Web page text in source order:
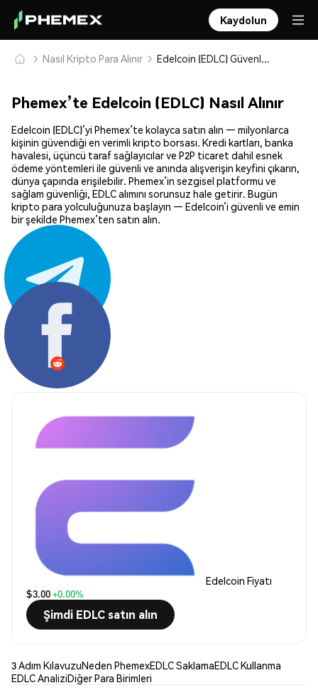
Kaydolun
Nasıl Kripto Para Alınır Edelcoin (EDLC) Güvenle Satın Alın ve Saklayın
Phemex’te Edelcoin (EDLC) Nasıl Alınır
Edelcoin (EDLC)’yi Phemex’te kolayca satın alın — milyonlarca
kişinin güvendiği en verimli kripto borsası. Kredi kartları, banka
havalesi, üçüncü taraf sağlayıcılar ve P2P ticaret dahil esnek
ödeme yöntemleri ile güvenli ve anında alışverişin keyfini çıkarın,
dünya çapında erişilebilir. Phemex’in sezgisel platformu ve
sağlam güvenliği, EDLC alımını sorunsuz hale getirir. Bugün
kripto para yolculuğunuza başlayın — Edelcoin’i güvenli ve emin
bir şekilde Phemex’ten satın alın.
Paylaş:
Edelcoin Fiyatı
$3.00+0.00%
Şimdi EDLC satın alın
3 Adım KılavuzuNeden PhemexEDLC SaklamaEDLC Kullanma
EDLC AnaliziDiğer Para Birimleri